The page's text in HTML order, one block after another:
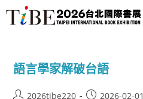
語言學家解破台語
2026tibe220 2026-02-01